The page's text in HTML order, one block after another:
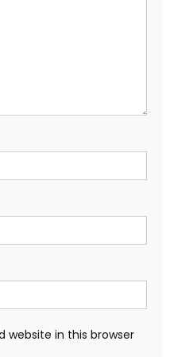
website in this browser